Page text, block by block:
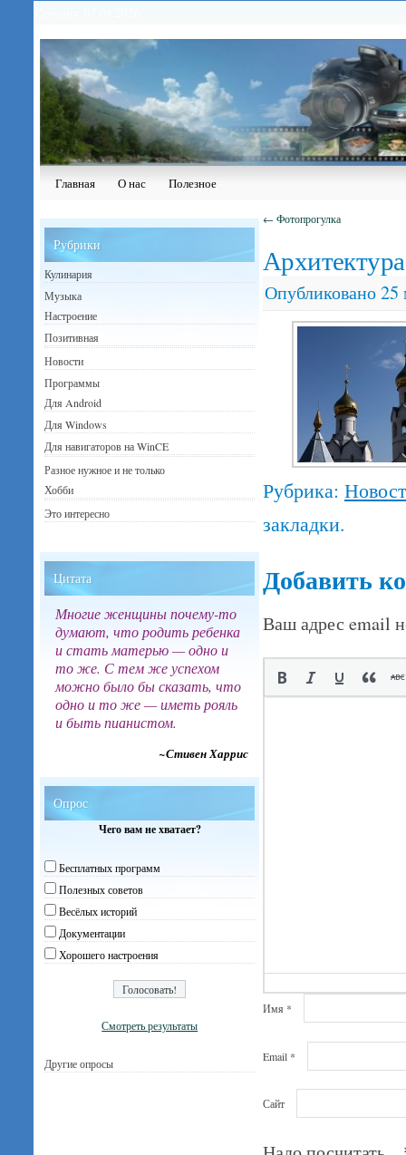
Главная О нас Полезное
← Фотопрогулка
Архитектура
Опубликовано25
Рубрика:
закладки.
Добавить
Ваш адрес email
Имя *
Email *
Сайт
Рубрики
Кулинария
Музыка
Настроение
Позитивная
Новости
Программы
Для Android
Для Windows
Для навигаторов на WinCE
Разное нужное и не только
Хобби
Это интересно
Цитата
Многие женщины почему-то
думают, что родить ребенка
и стать матерью — одно и
то же. С тем же успехом
можно было бы сказать, что
одно и то же — иметь рояль
и быть пианистом.
~Стивен Харрис
Опрос
Чего вам не хватает?
Бесплатных программ
Полезных советов
Весёлых историй
Документации
Хорошего настроения
Смотреть результаты
Другие опросы